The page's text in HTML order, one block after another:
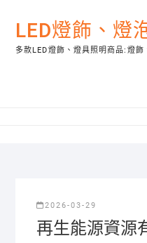
contentLED燈飾、燈
多款LED燈飾、燈具照明商品:燈
2026-03-29
再生能源資源